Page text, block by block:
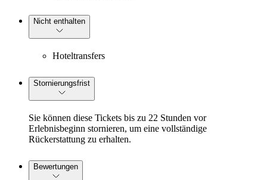
Nicht enthalten
Hoteltransfers
Stornierungsfrist
Sie können diese Tickets bis zu 22 Stunden vor
Erlebnisbeginn stornieren, um eine vollständige
Rückerstattung zu erhalten.
Bewertungen